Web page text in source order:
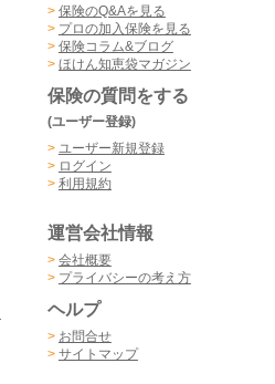
> 保険のQ&Aを見る
> プロの加入保険を見る
> 保険コラム&ブログ
> ほけん知恵袋マガジン
保険の質問をする
(ユーザー登録)
> ユーザー新規登録
> ログイン
> 利用規約
運営会社情報
> 会社概要
> プライバシーの考え方
ヘルプ
> お問合せ
> サイトマップ